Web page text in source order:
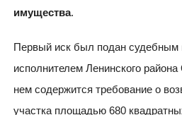
имущества.
Первый иск был подан судебным
исполнителем Ленинского
нем содержится требование о
участка площадью 680